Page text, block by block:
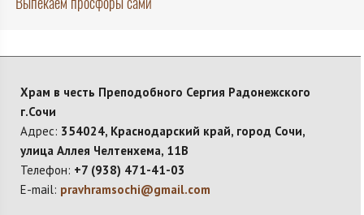
Храм в честь Преподобного Сергия Радонежского
г.Сочи
Адрес: 354024, Краснодарский край, город Сочи,
улица Аллея Челтенхема, 11В
Телефон: +7 (938) 471-41-03
E-mail: pravhramsochi@gmail.com